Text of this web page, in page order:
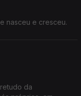
nasceu e cresceu.
da